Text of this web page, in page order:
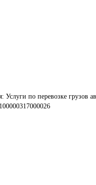
Услуги по перевозке грузов